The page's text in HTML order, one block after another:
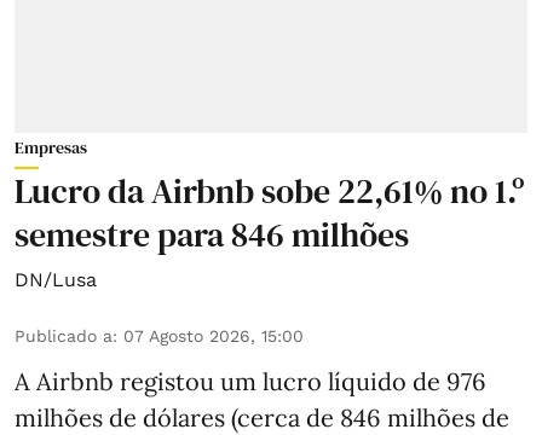
Empresas
Lucro da Airbnb sobe 22,61% no 1.º
semestre para 846 milhões
DN/Lusa
Publicado a: 07 Agosto 2026, 15:00
A Airbnb registou um lucro líquido de 976
milhões de dólares (cerca de 846 milhões de